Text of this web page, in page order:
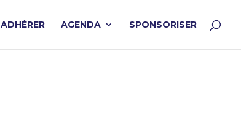
ADHÉRER AGENDA SPONSORISER